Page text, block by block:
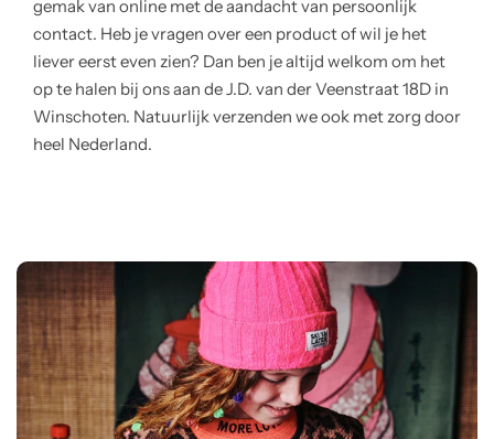
gemak van online met de aandacht van persoonlijk
contact. Heb je vragen over een product of wil je het
liever eerst even zien? Dan ben je altijd welkom om het
op te halen bij ons aan de J.D. van der Veenstraat 18D in
Winschoten. Natuurlijk verzenden we ook met zorg door
heel Nederland.